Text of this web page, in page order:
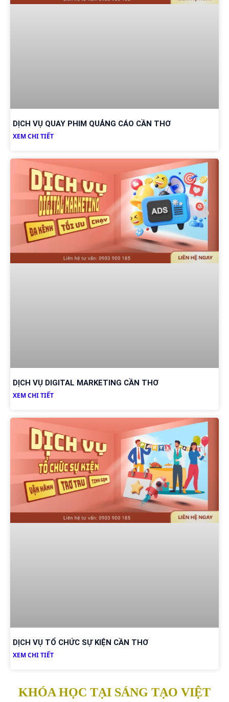
DỊCH VỤ QUAY PHIM QUẢNG CÁO CẦN THƠ
XEM CHI TIẾT
DỊCH VỤ DIGITAL MARKETING CẦN THƠ
XEM CHI TIẾT
DỊCH VỤ TỔ CHỨC SỰ KIỆN CẦN THƠ
XEM CHI TIẾT
KHÓA HỌC TẠI SÁNG TẠO VIỆT